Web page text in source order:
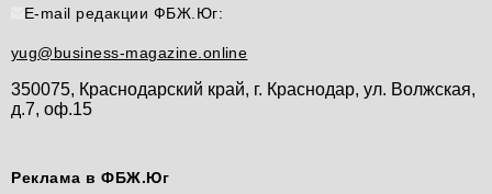
E-mail редакции ФБЖ.Юг:
yug@business-magazine.online
350075, Краснодарский край, г. Краснодар, ул. Волжская,
д.7, оф.15
Реклама в ФБЖ.Юг